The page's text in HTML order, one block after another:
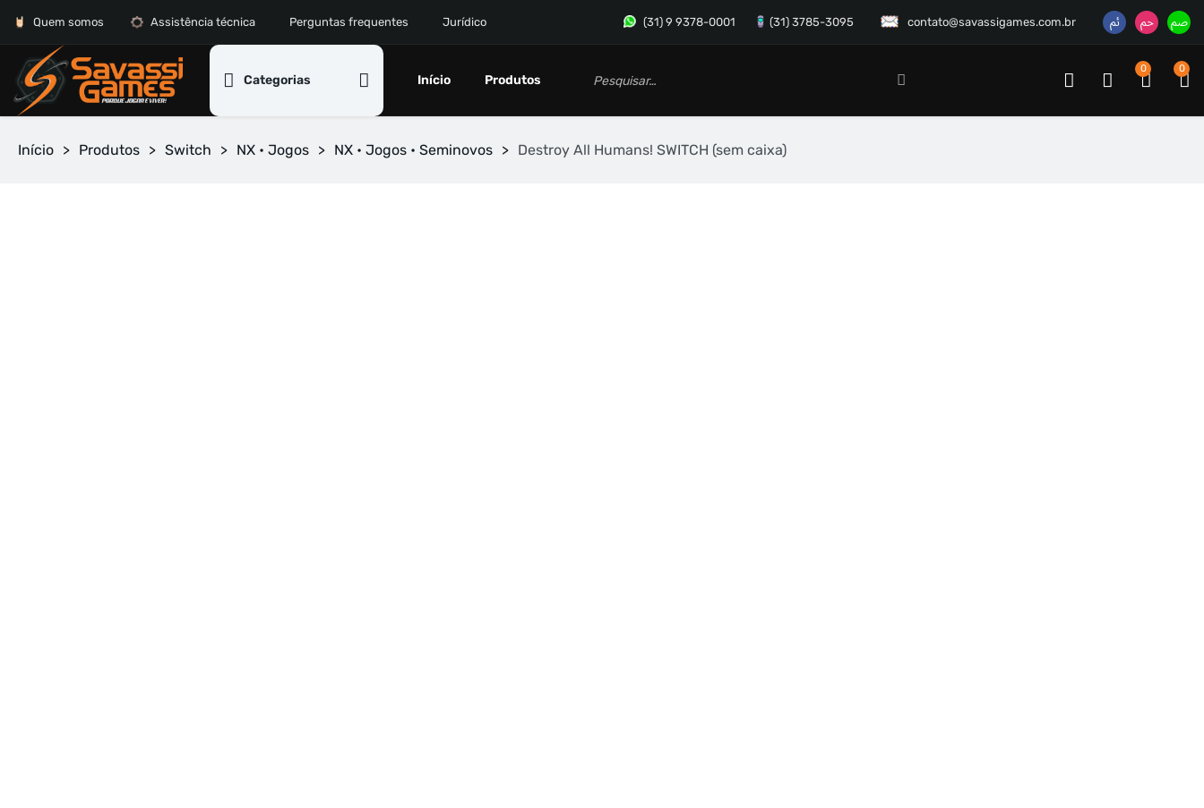
contato@savassigames.com.br
(31) 9 9378-0001 (31) 3785-3095
Quem somos Assistência técnica Perguntas frequentes Jurídico
Categorias
0
0
Início Produtos
Início > Produtos > Switch > NX • Jogos > NX • Jogos • Seminovos > Destroy All Humans! SWITCH (sem caixa)